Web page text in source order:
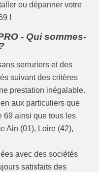
ou dépanner votre
!
- Qui sommes-
serruriers et des
suivant des critères
prestation inégalable.
aux particuliers que
69 ainsi que tous les
Ain (01), Loire (42),
avec des sociétés
satisfaits des